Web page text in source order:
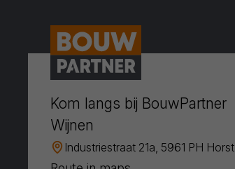
Kom langs bij BouwPartner
Wijnen
Industriestraat 21a, 5961 PH Horst